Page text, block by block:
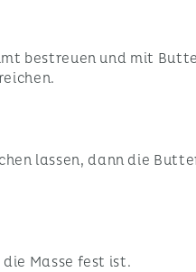
bestreuen und mit
lassen, dann die
Masse fest ist.